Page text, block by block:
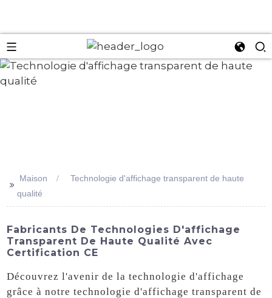
>>
Maison
Technologie d'affichage transparent de haute
qualité
Fabricants De Technologies D'affichage
Transparent De Haute Qualité Avec
Certification CE
Découvrez l'avenir de la technologie d'affichage
grâce à notre technologie d'affichage transparent de